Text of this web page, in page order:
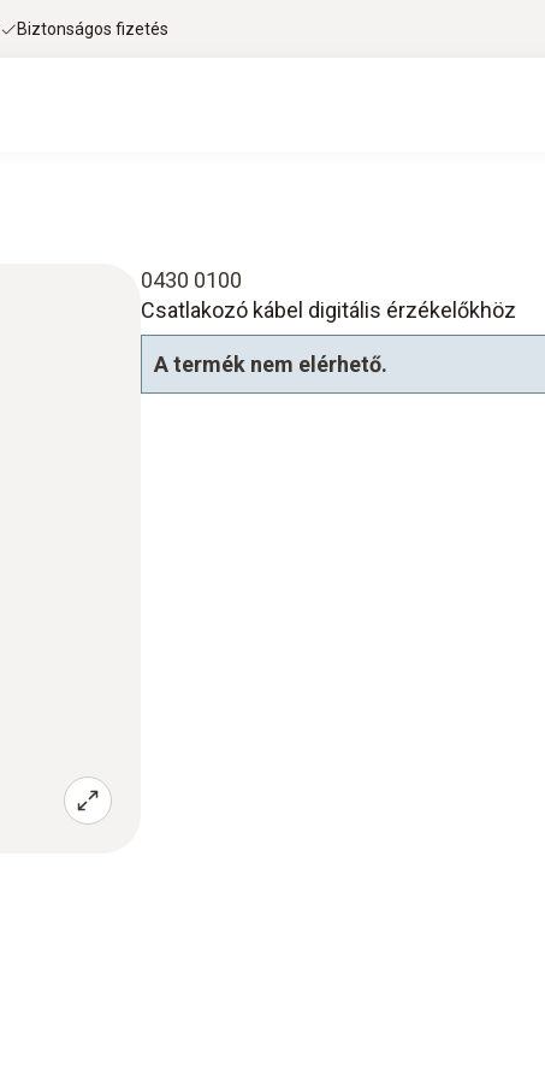
Biztonságos fizetés
0430 0100
Csatlakozó kábel digitális érzékelőkhöz
A termék nem elérhető.